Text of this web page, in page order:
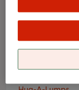
Hug-